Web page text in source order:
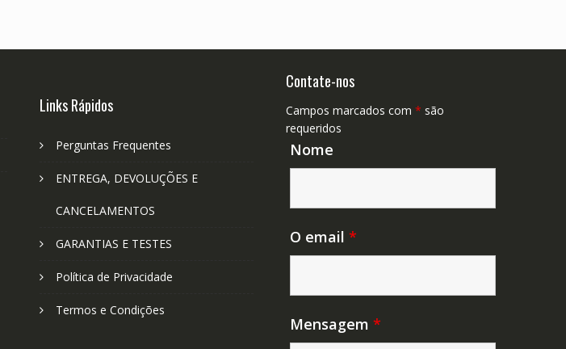
Links Rápidos
Perguntas Frequentes
ENTREGA, DEVOLUÇÕES E
CANCELAMENTOS
GARANTIAS E TESTES
Política de Privacidade
Termos e Condições
Contate-nos
Campos marcados com * são
requeridos
Nome
O email *
Mensagem *